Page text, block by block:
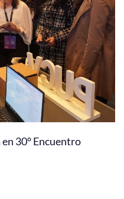
30° Encuentro